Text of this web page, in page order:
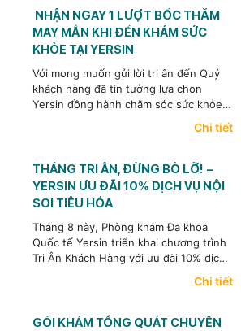
NHẬN NGAY 1 LƯỢT BỐC THĂM
MAY MẮN KHI ĐẾN KHÁM SỨC
KHỎE TẠI YERSIN
Với mong muốn gửi lời tri ân đến Quý
khách hàng đã tin tưởng lựa chọn
Yersin đồng hành chăm sóc sức khỏe,
dành tặng mỗi khách hàng 01 lượt bốc
trong tháng 8 này.
Chi tiết
THÁNG TRI ÂN, ĐỪNG BỎ LỠ! –
YERSIN ƯU ĐÃI 10% DỊCH VỤ NỘI
SOI TIÊU HÓA
Tháng 8 này, Phòng khám Đa khoa
Quốc tế Yersin triển khai chương trình
Tri Ân Khách Hàng với ưu đãi 10% dịch
hàng cũ đã từng thăm khám tại Yersin.
Chi tiết
GÓI KHÁM TỔNG QUÁT CHUYÊN